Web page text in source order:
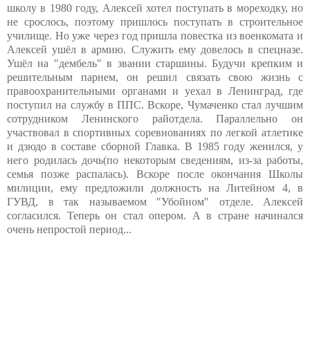
школу в 1980 году, Алексей хотел поступать в мореходку, но
не срослось, поэтому пришлось поступать в строительное
училище. Но уже через год пришла повестка из военкомата и
Алексей ушёл в армию. Служить ему довелось в спецназе.
Ушёл на "дембель" в звании старшины. Будучи крепким и
решительным парнем, он решил связать свою жизнь с
правоохранительными органами и уехал в Ленинград, где
поступил на службу в ППС. Вскоре, Чумаченко стал лучшим
сотрудником Ленинского райотдела. Параллельно он
участвовал в спортивных соревнованиях по легкой атлетике
и дзюдо в составе сборной Главка. В 1985 году женился, у
него родилась дочь(по некоторым сведениям, из-за работы,
семья позже распалась). Вскоре после окончания Школы
милиции, ему предложили должность на Литейном 4, в
ГУВД, в так называемом "Убойном" отделе. Алексей
согласился. Теперь он стал опером. А в стране начинался
очень непростой период...